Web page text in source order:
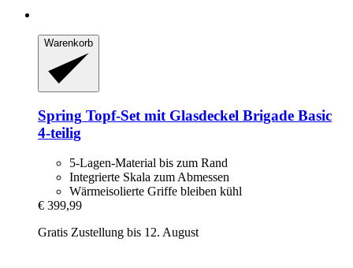
Warenkorb
Spring Topf-​Set mit Glasdeckel Brigade Basic
4-​teilig
5-Lagen-Material bis zum Rand
Integrierte Skala zum Abmessen
Wärmeisolierte Griffe bleiben kühl
€ 399,99
Gratis Zustellung bis 12. August